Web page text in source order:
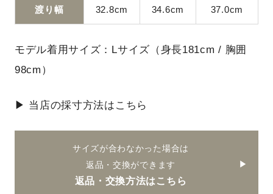
渡り幅 32.8cm 34.6cm 37.0cm
モデル着用サイズ：Lサイズ（身長181cm / 胸囲
98cm）
▶ 当店の採寸方法はこちら
サイズが合わなかった場合は
返品・交換ができます
返品・交換方法はこちら